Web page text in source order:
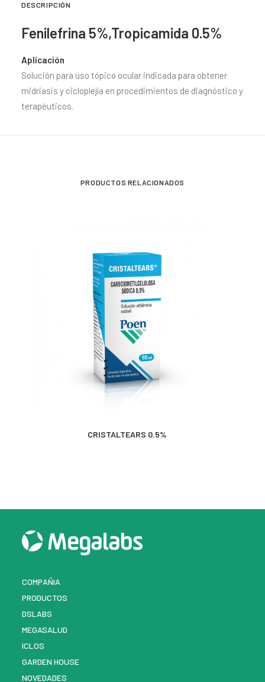
DESCRIPCIÓN
Fenilefrina 5%,Tropicamida 0.5%
Aplicación
Solución para uso tópico ocular indicada para obtener
midriasis y cicloplejía en procedimientos de diagnóstico y
terapéuticos.
PRODUCTOS RELACIONADOS
MÁS INFORMACIÓN
CRISTALTEARS 0.5%
COMPAÑIA
PRODUCTOS
DSLABS
MEGASALUD
ICLOS
GARDEN HOUSE
NOVEDADES